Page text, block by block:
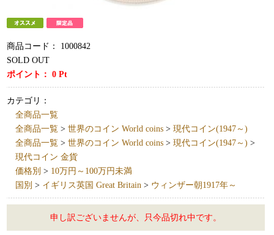
商品コード：
1000842
SOLD OUT
ポイント：0 Pt
カテゴリ：
全商品一覧
全商品一覧 >世界のコイン World coins >現代コイン(1947～)
全商品一覧 >世界のコイン World coins >現代コイン(1947～) >
現代コイン 金貨
価格別 > 10万円～100万円未満
国別 > イギリス英国 Great Britain > ウィンザー朝1917年～
申し訳ございませんが、只今品切れ中です。